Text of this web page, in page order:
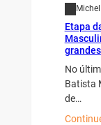
Etapa
No
Batista
de…